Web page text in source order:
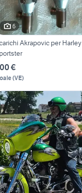
6
Akrapovic per Harley
€
(VE)